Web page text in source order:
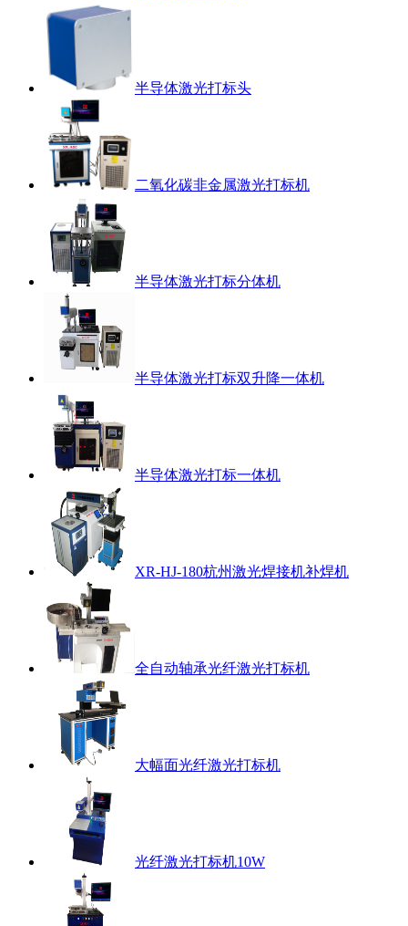
半导体激光打标头
二氧化碳非金属激光打标机
半导体激光打标分体机
半导体激光打标双升降一体机
半导体激光打标一体机
XR-HJ-180杭州激光焊接机补焊机
全自动轴承光纤激光打标机
大幅面光纤激光打标机
光纤激光打标机10W